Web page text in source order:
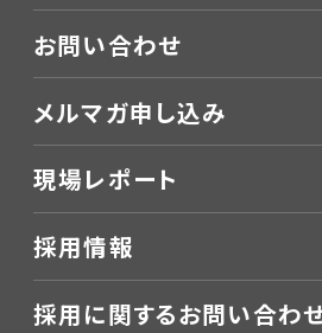
お問い合わせ
メルマガ申し込み
現場レポート
採用情報
採用に関するお問い合わ